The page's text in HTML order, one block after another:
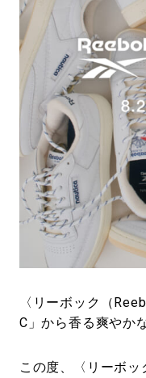
#SPORTS
〈リーボック（
C」から香る爽やか
この度、〈リーボ